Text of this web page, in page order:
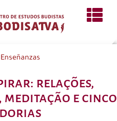
Enseñanzas
relações,
e cinco